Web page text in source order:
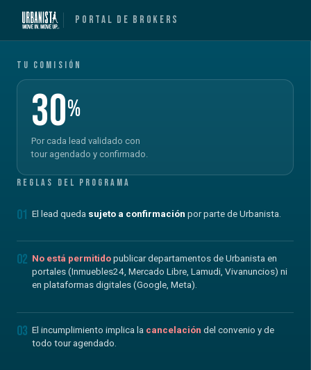
Portal de Brokers
Tu comisión
30%
Por cada lead validado con
tour agendado y confirmado.
Reglas del programa
01 El lead queda sujeto a confirmación por parte de Urbanista.
02 No está permitidopublicar departamentos de Urbanista en
portales (Inmuebles24, Mercado Libre, Lamudi, Vivanuncios) ni
en plataformas digitales (Google, Meta).
03 El incumplimiento implica la cancelación del convenio y de
todo tour agendado.